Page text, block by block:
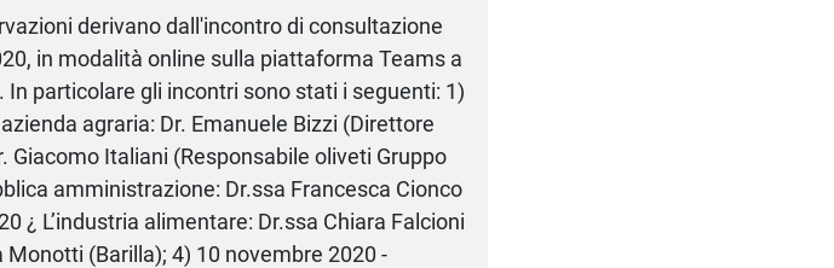
derivano dall'incontro di consultazione
in modalità online sulla piattaforma Teams a
In particolare gli incontri sono stati i seguenti: 1)
agraria: Dr. Emanuele Bizzi (Direttore
Giacomo Italiani (Responsabile oliveti Gruppo
amministrazione: Dr.ssa Francesca Cionco
¿ L’industria alimentare: Dr.ssa Chiara Falcioni
(Barilla); 4) 10 novembre 2020 -